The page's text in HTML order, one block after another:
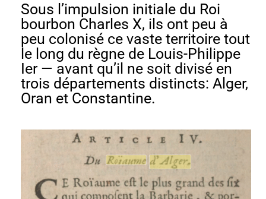
Sous l’impulsion initiale du Roi
bourbon Charles X, ils ont peu à
peu colonisé ce vaste territoire tout
le long du règne de Louis-Philippe
Ier — avant qu’il ne soit divisé en
trois départements distincts: Alger,
Oran et Constantine.